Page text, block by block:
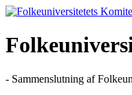
Skip
content
- Sammenslutning af